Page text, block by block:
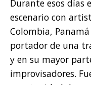
Durante esos días
escenario con
Colombia,
portador de una
y en su mayor
improvisadores.